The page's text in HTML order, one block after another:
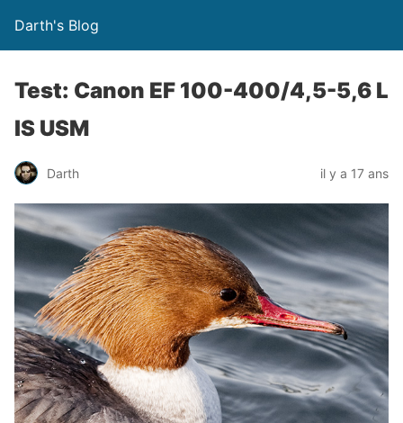
Darth's Blog
Test: Canon EF 100-400/4,5-5,6 L
IS USM
Darth il y a 17 ans